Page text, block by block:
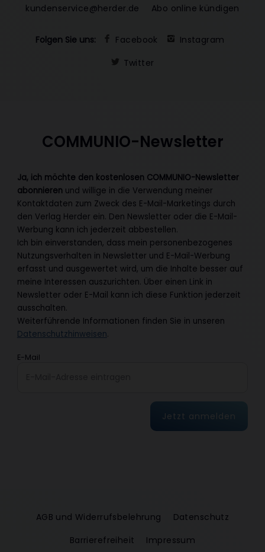
kundenservice@herder.de Abo online kündigen
Folgen Sie uns: Facebook
Instagram
Twitter
COMMUNIO-Newsletter
Ja, ich möchte den kostenlosen COMMUNIO-Newsletter
abonnieren und willige in die Verwendung meiner
Kontaktdaten zum Zweck des E-Mail-Marketings durch
den Verlag Herder ein. Den Newsletter oder die E-Mail-
Werbung kann ich jederzeit abbestellen.
Ich bin einverstanden, dass mein personenbezogenes
Nutzungsverhalten in Newsletter und E-Mail-Werbung
erfasst und ausgewertet wird, um die Inhalte besser auf
meine Interessen auszurichten. Über einen Link in
Newsletter oder E-Mail kann ich diese Funktion jederzeit
ausschalten.
Weiterführende Informationen finden Sie in unseren
Datenschutzhinweisen.
E-Mail
Jetzt anmelden
AGB und Widerrufsbelehrung
Datenschutz
Barrierefreiheit
Impressum